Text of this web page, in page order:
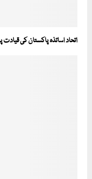
اتحاد اساتذہ پاکستان کی